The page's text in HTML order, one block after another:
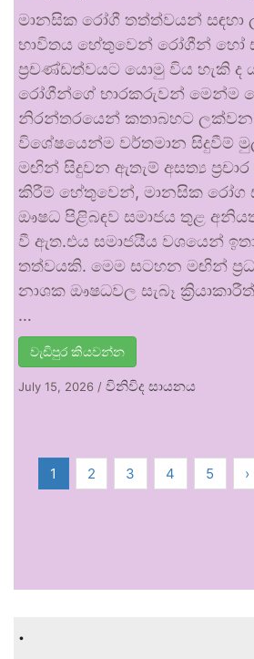
මානසික රෝගී තත්ත්වයන් සඳහා
භාවිතය හේතුවෙන් රෝගීන් හෝ
ප්‍රචණ්ඩත්වයට යොමු විය හැකි ද
රෝගීන්ගේ භාරකරුවන් මෙන්ම
නිරන්තරයෙන් කතාබහට ලක්වන
විශේෂයෙන්ම වර්තමාන සිදුවීම්
මඟින් සිදුවන ඇතැම් අසත්‍ය
කිරීම් හේතුවෙන්, මානසික රෝග
ඖෂධ පිළිබඳව සමාජය තුළ
වී ඇත.එය සමාජයීය වශයෙන්
තත්වයකි. මෙම සටහන මඟින්
නාශක ඖෂධවල සැබෑ
…
වැඩිපුර කියවන්න
July 15, 2026 / විනිවිද සායනය
1 2 3 4 5 ›
.